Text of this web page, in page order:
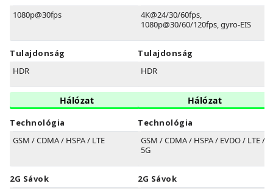
1080p@30fps
Tulajdonság
HDR
Hálózat
Technológia
GSM / CDMA / HSPA / LTE
2G Sávok
4K@24/30/60fps,
1080p@30/60/120fps, gyro-EIS
Tulajdonság
HDR
Hálózat
Technológia
GSM / CDMA / HSPA / EVDO / LTE /
5G
2G Sávok